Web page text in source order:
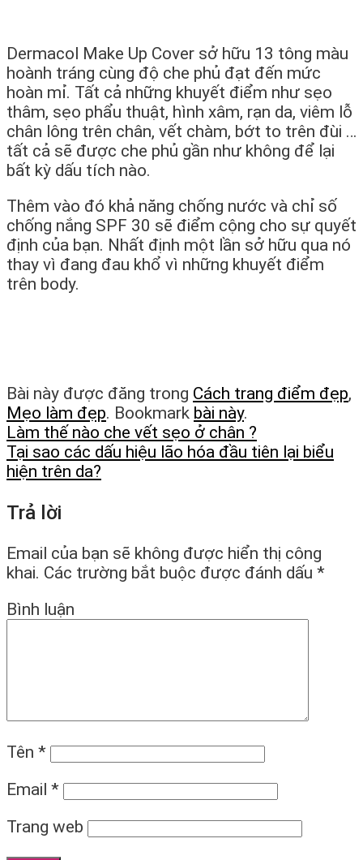
Dermacol Make Up Cover sở hữu 13 tông màu
hoành tráng cùng độ che phủ đạt đến mức
hoàn mỉ. Tất cả những khuyết điểm như sẹo
thâm, sẹo phẩu thuật, hình xâm, rạn da, viêm lỗ
chân lông trên chân, vết chàm, bớt to trên đùi …
tất cả sẽ được che phủ gần như không để lại
bất kỳ dấu tích nào.
Thêm vào đó khả năng chống nước và chỉ số
chống nắng SPF 30 sẽ điểm cộng cho sự quyết
định của bạn. Nhất định một lần sở hữu qua nó
thay vì đang đau khổ vì những khuyết điểm
trên body.
Bài này được đăng trong Cách trang điểm đẹp,
Mẹo làm đẹp. Bookmark bài này.
Làm thế nào che vết sẹo ở chân ?
Tại sao các dấu hiệu lão hóa đầu tiên lại biểu
hiện trên da?
Trả lời
Email của bạn sẽ không được hiển thị công
khai. Các trường bắt buộc được đánh dấu *
Bình luận
Tên *
Email *
Trang web